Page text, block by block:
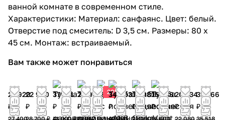
ванной комнате в современном стиле.
Характеристики: Материал: санфаянс. Цвет: белый.
Отверстие под смеситель: D 3,5 см. Размеры: 80 x
45 см. Монтаж: встраиваемый.
Вам также может понравиться
21 920
₽
22 960
₽
37 791
₽
24 990
₽
20%
28 930
₽
34 663
₽
18 981
₽
15 438
₽
20 534
₽
31 966
₽